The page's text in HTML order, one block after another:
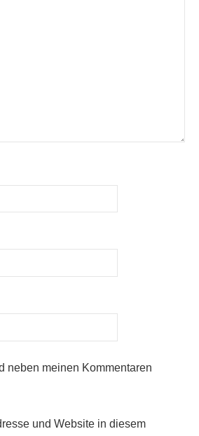
neben meinen Kommentaren
und Website in diesem